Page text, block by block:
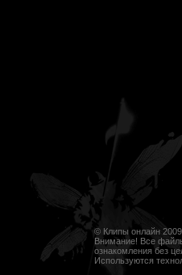
© Клипы онлайн
Внимание! Все
ознакомления без
Используются